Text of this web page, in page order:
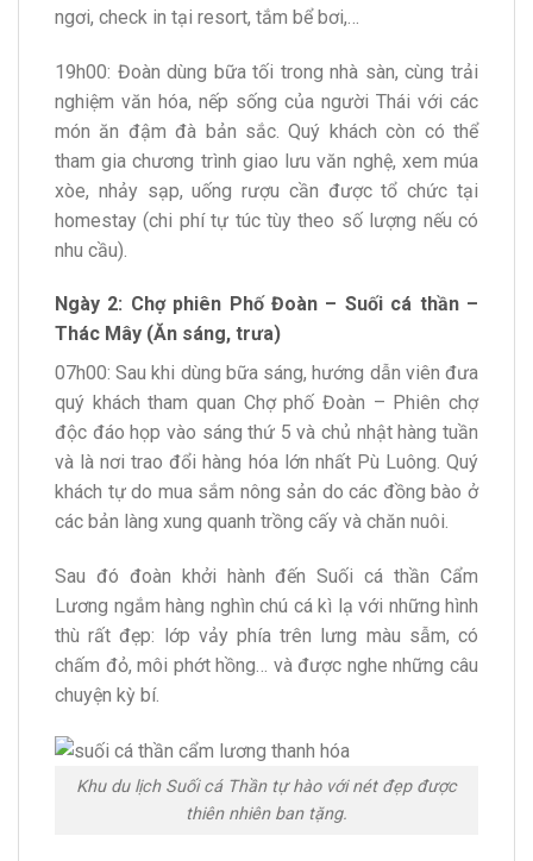
ngơi, check in tại resort, tắm bể bơi,…
19h00: Đoàn dùng bữa tối trong nhà sàn, cùng trải
nghiệm văn hóa, nếp sống của người Thái với các
món ăn đậm đà bản sắc. Quý khách còn có thể
tham gia chương trình giao lưu văn nghệ, xem múa
xòe, nhảy sạp, uống rượu cần được tổ chức tại
homestay (chi phí tự túc tùy theo số lượng nếu có
nhu cầu).
Ngày 2: Chợ phiên Phố Đoàn – Suối cá thần –
Thác Mây (Ăn sáng, trưa)
07h00: Sau khi dùng bữa sáng, hướng dẫn viên đưa
quý khách tham quan Chợ phố Đoàn – Phiên chợ
độc đáo họp vào sáng thứ 5 và chủ nhật hàng tuần
và là nơi trao đổi hàng hóa lớn nhất Pù Luông. Quý
khách tự do mua sắm nông sản do các đồng bào ở
các bản làng xung quanh trồng cấy và chăn nuôi.
Sau đó đoàn khởi hành đến Suối cá thần Cẩm
Lương ngắm hàng nghìn chú cá kì lạ với những hình
thù rất đẹp: lớp vảy phía trên lưng màu sẫm, có
chấm đỏ, môi phớt hồng… và được nghe những câu
chuyện kỳ bí.
Khu du lịch Suối cá Thần tự hào với nét đẹp được
thiên nhiên ban tặng.